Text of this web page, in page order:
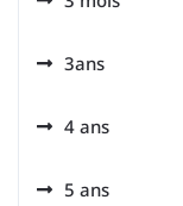
3ans
4 ans
5 ans